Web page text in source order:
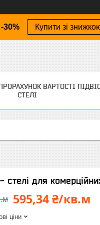
30% Купити зі
ВАРТОСТІ
СТЕЛІ
стелі для
595,34 ₴/кв.м
ціни